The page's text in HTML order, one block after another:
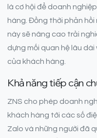
là cơ hội để doanh
hàng. Đồng thời phản
này sẽ nâng cao trải
dựng mối quan hệ lâu
của khách hàng.
Khả năng tiếp cận
ZNS cho phép doanh
khách hàng tới các số
Zalo và những người đã